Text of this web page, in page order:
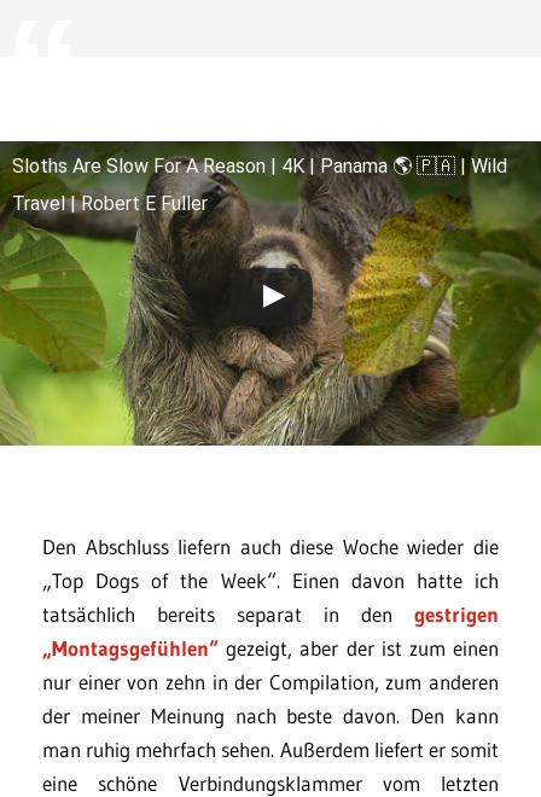
Sloths Are Slow For A Reason | 4K | Panama 🌎 🇵🇦 | Wild
Travel | Robert E Fuller
Den Abschluss liefern auch diese Woche wieder die
„Top Dogs of the Week“. Einen davon hatte ich
tatsächlich bereits separat in den gestrigen
„Montagsgefühlen“ gezeigt, aber der ist zum einen
nur einer von zehn in der Compilation, zum anderen
der meiner Meinung nach beste davon. Den kann
man ruhig mehrfach sehen. Außerdem liefert er somit
eine schöne Verbindungsklammer vom letzten